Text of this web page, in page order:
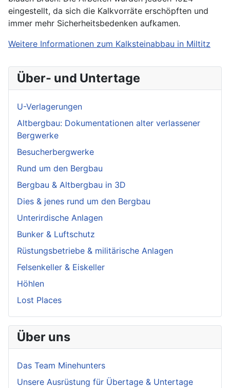
eingestellt, da sich die Kalkvorräte erschöpften und
immer mehr Sicherheitsbedenken aufkamen.
Weitere Informationen zum Kalksteinabbau in Miltitz
Über- und Untertage
U-Verlagerungen
Altbergbau: Dokumentationen alter verlassener
Bergwerke
Besucherbergwerke
Rund um den Bergbau
Bergbau & Altbergbau in 3D
Dies & jenes rund um den Bergbau
Unterirdische Anlagen
Bunker & Luftschutz
Rüstungsbetriebe & militärische Anlagen
Felsenkeller & Eiskeller
Höhlen
Lost Places
Über uns
Das Team Minehunters
Unsere Ausrüstung für Übertage & Untertage